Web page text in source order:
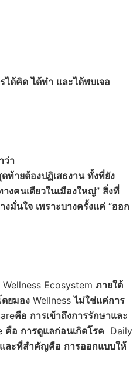
ได้คิด ได้ทำ และได้พบเจอ
ว่า
ดท้ายต้องปฏิเสธงาน ทั้งที่ยัง
งคนเดียวในเมืองใหญ่” สิ่งที่
งมั่นใจ เพราะบางครั้งแค่ “ออก
Wellness Ecosystem ภายใต้
ดยมอง Wellnessไม่ใช่แค่การ
คือ การเข้าถึงการรักษาและ
คือ การดูแลก่อนเกิดโรค Daily
และที่สำคัญคือ การออกแบบให้